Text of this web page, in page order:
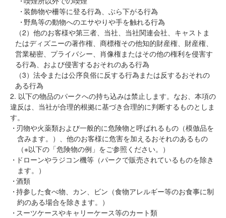
装飾物や柵等に登る行為、ぶら下がる行為
野鳥等の動物へのエサやりや手を触れる行為
（2）他のお客様や第三者、当社、当社関連会社、キャストま
たはディズニーの著作権、商標権その他知的財産権、財産権、
営業秘密、プライバシー、肖像権またはその他の権利を侵害す
る行為、および侵害するおそれのある行為
（3）法令または公序良俗に反する行為または反するおそれの
ある行為
2. 以下の物品のパークへの持ち込みは禁止します。なお、本項の
違反は、当社が合理的根拠に基づき合理的に判断するものとしま
す。
刃物や火薬類および一般的に危険物と呼ばれるもの（模倣品を
含みます。）、他のお客様に危害を加えるおそれのあるもの
（※以下の「危険物の例」をご参照ください。）
ドローンやラジコン機等（パークで販売されているものを除き
ます。）
酒類
持参した食べ物、カン、ビン（食物アレルギー等のお食事に制
約のある場合を除きます。）
スーツケースやキャリーケース等のカート類